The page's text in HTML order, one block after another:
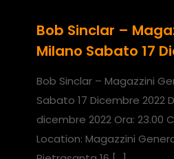
Bob Sinclar –
Milano Sabato 17
Bob Sinclar – Magazzini
Sabato 17 Dicembre 2022
dicembre 2022 Ora: 23.00
Location: Magazzini